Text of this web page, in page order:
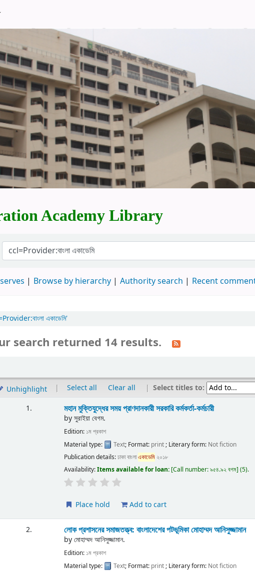
Library
Academy Library
Browse by hierarchy Authority search Recent
একাডেমি'
search returned 14 results.
Unhighlight | Select all Clear all | Select titles to:
1.
মহান মুক্তিযুদ্ধের সময় প্রাণদানকারী সরকারি কর্মকর্তা-কর্মচারী
byসুরাইয়া বেগম.
Edition: ১ম প্রকাশ
Material type:
Text; Format: print ; Literary form: Not fiction
Publication details:ঢাকাবাংলাএকাডেমি ২০১৮
Availability:Items available for loan: Call number:৯৫৪.৯২ বগম (5).
Place hold Add to cart
2. লোক প্রশাসনের সমাজতত্ত্ব: বাংলাদেশের পটভূমিকামোহাম্মদ আনিসুজ্জামান
byমোহাম্মদ আনিসুজ্জামান.
Edition: ১ম প্রকাশ
Material type:
Text; Format: print; Literary form: Not fiction